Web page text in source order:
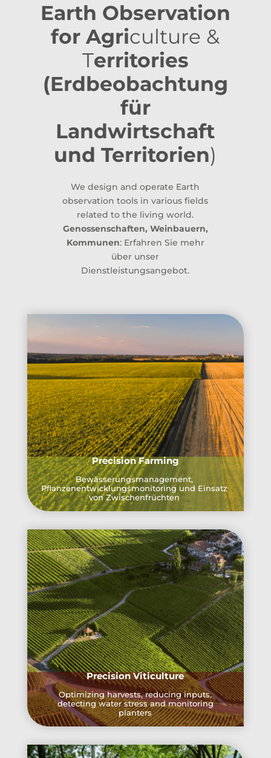
Earth Observation
for Agriculture &
Territories
(Erdbeobachtung
für
Landwirtschaft
und Territorien)
We design and operate Earth
observation tools in various fields
related to the living world.
Genossenschaften, Weinbauern,
Kommunen: Erfahren Sie mehr
über unser
Dienstleistungsangebot.
Precision Farming
Bewässerungsmanagement,
Pflanzenentwicklungsmonitoring und Einsatz
von Zwischenfrüchten
Precision Viticulture
Optimizing harvests, reducing inputs,
detecting water stress and monitoring
planters